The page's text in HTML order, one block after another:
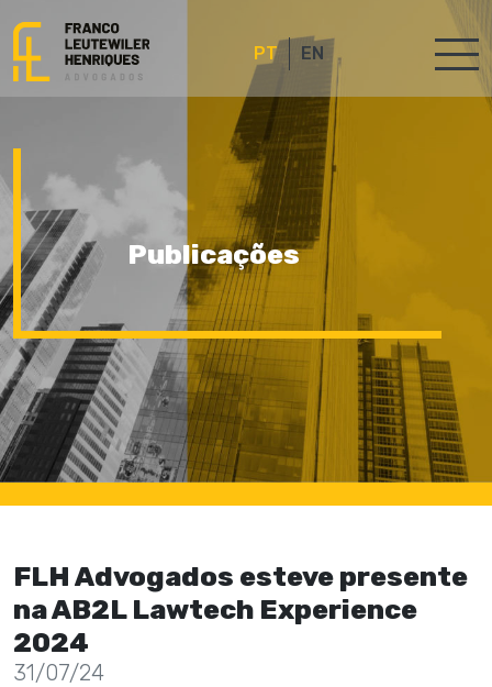
PT EN
Publicações
FLH Advogados esteve presente
na AB2L Lawtech Experience
2024
31/07/24